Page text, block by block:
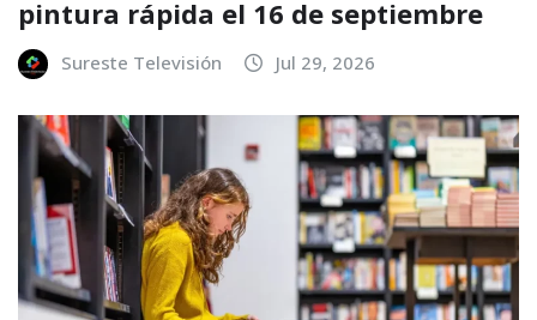
pintura rápida el 16 de septiembre
Sureste Televisión Jul 29, 2026